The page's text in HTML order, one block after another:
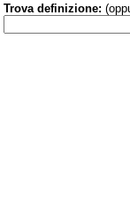
Trova definizione: